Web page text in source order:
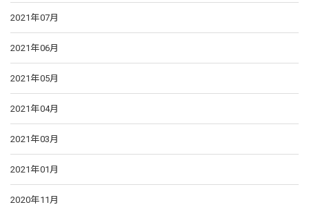
2021年07月
2021年06月
2021年05月
2021年04月
2021年03月
2021年01月
2020年11月